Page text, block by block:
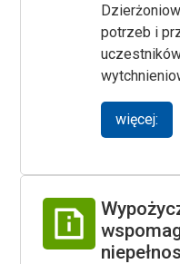
potrzeb i
więcej: